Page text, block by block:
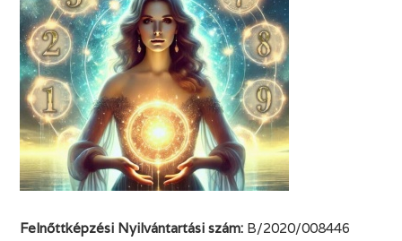
Felnőttképzési Nyilvántartási szám: B/2020/008446